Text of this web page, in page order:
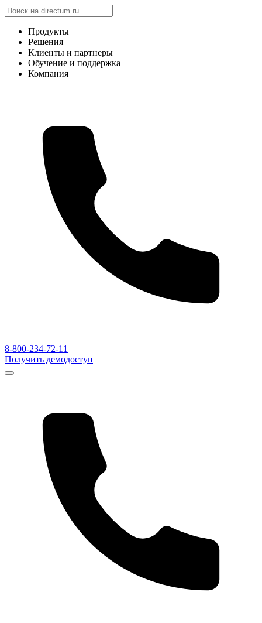
Продукты
Решения
Клиенты и партнеры
Обучение и поддержка
Компания
8-800-234-72-11
Получить демодоступ